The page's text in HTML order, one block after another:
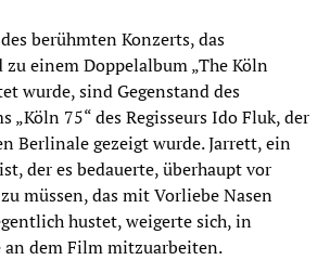
berühmten Konzerts, das
zu einem Doppelalbum „The Köln
wurde, sind Gegenstand des
„Köln 75“ des Regisseurs Ido Fluk, der
Berlinale gezeigt wurde. Jarrett, ein
der es bedauerte, überhaupt vor
müssen, das mit Vorliebe Nasen
hustet, weigerte sich, in
an dem Film mitzuarbeiten.